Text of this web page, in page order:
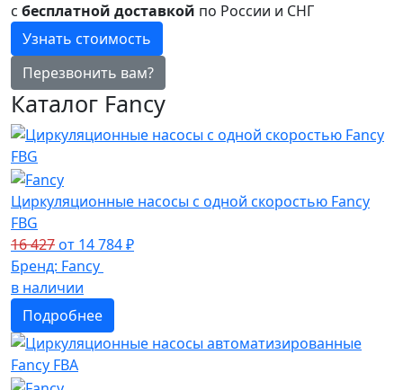
с бесплатной доставкой по России и СНГ
Узнать стоимость
Перезвонить вам?
Каталог Fancy
Циркуляционные насосы с одной скоростью Fancy
FBG
16 427от 14 784₽
Бренд: Fancy
в наличии
Подробнее